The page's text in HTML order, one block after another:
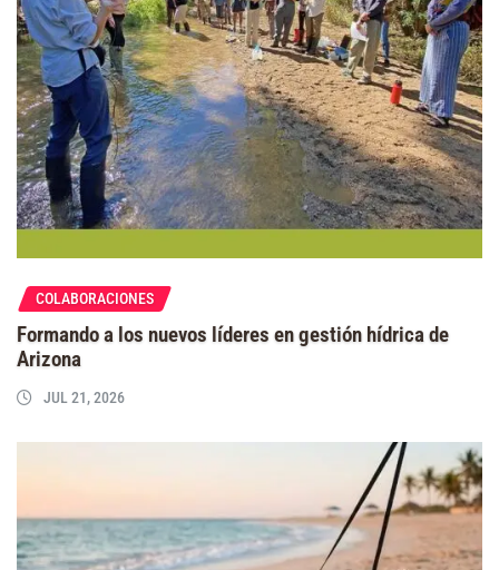
COLABORACIONES
Formando a los nuevos líderes en gestión hídrica de
Arizona
JUL 21, 2026